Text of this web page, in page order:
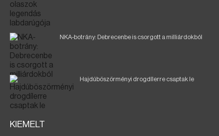
NKA-botrány: Debrecenbe is csorgott a milliárdokból
Hajdúböszörményi drogdílerre csaptak le
KIEMELT